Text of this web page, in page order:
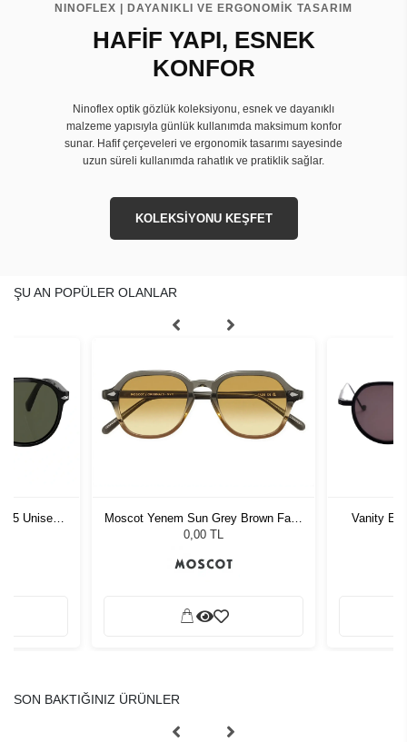
NINOFLEX | DAYANIKLI VE ERGONOMİK TASARIM
HAFİF YAPI, ESNEK
KONFOR
Ninoflex optik gözlük koleksiyonu, esnek ve dayanıklı
malzeme yapısıyla günlük kullanımda maksimum konfor
sunar. Hafif çerçeveleri ve ergonomik tasarımı sayesinde
uzun süreli kullanımda rahatlık ve pratiklik sağlar.
KOLEKSİYONU KEŞFET
ŞU AN POPÜLER OLANLAR
55 Unisex
Moscot Yenem Sun Grey Brown Fade
50 Chest Fade
0,00 TL
Vanity
SON BAKTIĞINIZ ÜRÜNLER